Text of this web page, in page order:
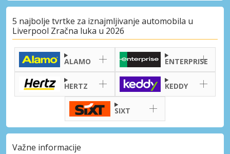
Posebni popusti
Pristupite ekskluzivnim ponudama naših
dobavljača
5 najbolje tvrtke za iznajmljivanje automobila u
Liverpool Zračna luka u 2026
ALAMO ENTERPRISE
HERTZ KEDDY
SIXT
Važne informacije